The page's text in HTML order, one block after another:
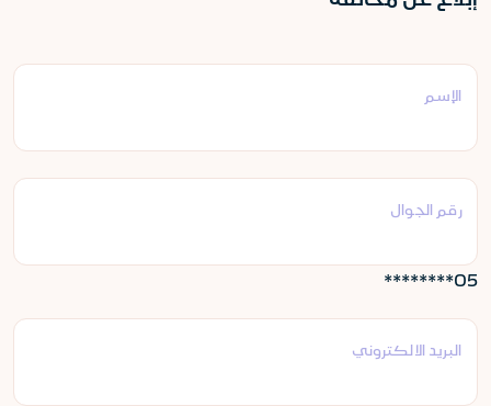
الإسم
رقم الجوال
05********
البريد الالكتروني